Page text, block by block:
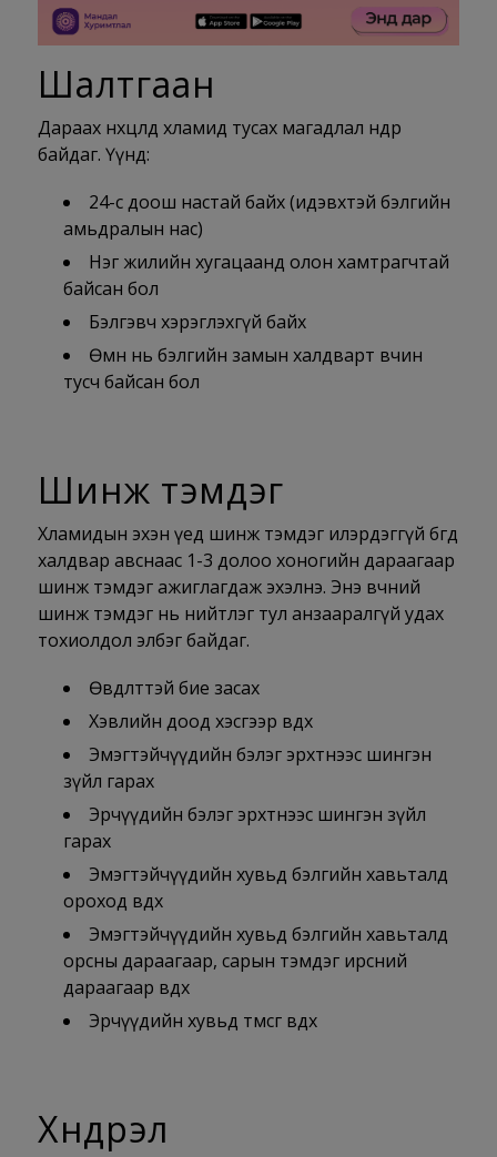
Шалтгаан
Дараах нөхцөлд хламид тусах магадлал өндөр
байдаг. Үүнд:
24-с доош настай байх (идэвхтэй бэлгийн
амьдралын нас)
Нэг жилийн хугацаанд олон хамтрагчтай
байсан бол
Бэлгэвч хэрэглэхгүй байх
Өмнө нь бэлгийн замын халдварт өвчин
тусч байсан бол
Шинж тэмдэг
Хламидын эхэн үед шинж тэмдэг илэрдэггүй бөгөөд
халдвар авснаас 1-3 долоо хоногийн дараагаар
шинж тэмдэг ажиглагдаж эхэлнэ. Энэ өвчний
шинж тэмдэг нь нийтлэг тул анзааралгүй удах
тохиолдол элбэг байдаг.
Өвдөлттэй бие засах
Хэвлийн доод хэсгээр өвдөх
Эмэгтэйчүүдийн бэлэг эрхтнээс шингэн
зүйл гарах
Эрчүүдийн бэлэг эрхтнээс шингэн зүйл
гарах
Эмэгтэйчүүдийн хувьд бэлгийн хавьталд
ороход өвдөх
Эмэгтэйчүүдийн хувьд бэлгийн хавьталд
орсны дараагаар, сарын тэмдэг ирсний
дараагаар өвдөх
Эрчүүдийн хувьд төмсөг өвдөх
Хүндрэл